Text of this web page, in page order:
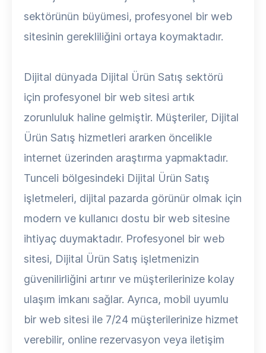
sektörünün büyümesi, profesyonel bir web
sitesinin gerekliliğini ortaya koymaktadır.
Dijital dünyada Dijital Ürün Satış sektörü
için profesyonel bir web sitesi artık
zorunluluk haline gelmiştir. Müşteriler, Dijital
Ürün Satış hizmetleri ararken öncelikle
internet üzerinden araştırma yapmaktadır.
Tunceli bölgesindeki Dijital Ürün Satış
işletmeleri, dijital pazarda görünür olmak için
modern ve kullanıcı dostu bir web sitesine
ihtiyaç duymaktadır. Profesyonel bir web
sitesi, Dijital Ürün Satış işletmenizin
güvenilirliğini artırır ve müşterilerinize kolay
ulaşım imkanı sağlar. Ayrıca, mobil uyumlu
bir web sitesi ile 7/24 müşterilerinize hizmet
verebilir, online rezervasyon veya iletişim